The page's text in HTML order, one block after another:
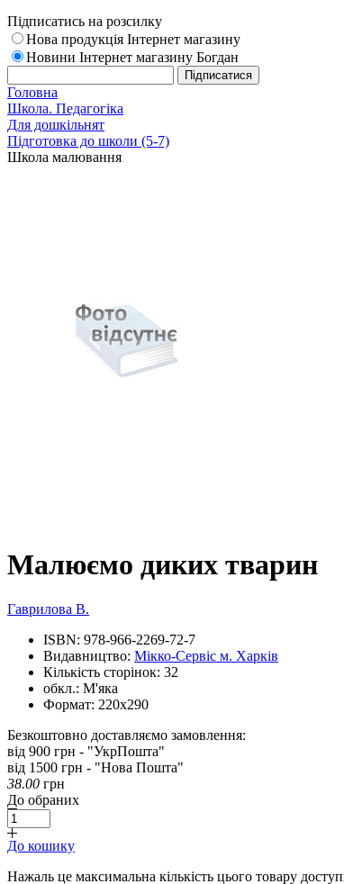
Підписатись на розсилку
Нова продукція Інтернет магазину
Новини Інтернет магазину Богдан
Головна
Школа. Педагогіка
Для дошкільнят
Підготовка до школи (5-7)
Школа малювання
Малюємо диких тварин
Гаврилова В.
ISBN: 978-966-2269-72-7
Видавництво: Мікко-Сервіс м. Харків
Кількість сторінок: 32
обкл.: М'яка
Формат: 220х290
Безкоштовно доставляємо замовлення:
від 900 грн - "УкрПошта"
від 1500 грн - "Нова Пошта"
38.00 грн
До обраних
До кошику
Нажаль це максимальна кількість цього товару